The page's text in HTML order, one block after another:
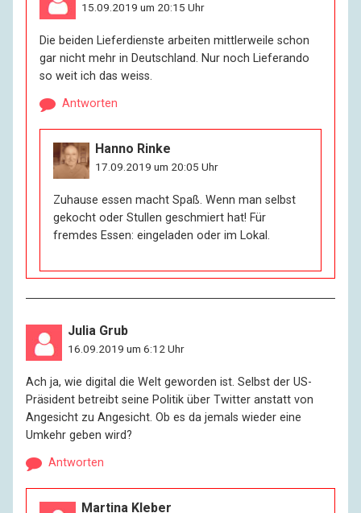
15.09.2019 um 20:15 Uhr
Die beiden Lieferdienste arbeiten mittlerweile schon
gar nicht mehr in Deutschland. Nur noch Lieferando
so weit ich das weiss.
Antworten
Hanno Rinke
17.09.2019 um 20:05 Uhr
Zuhause essen macht Spaß. Wenn man selbst
gekocht oder Stullen geschmiert hat! Für
fremdes Essen: eingeladen oder im Lokal.
Julia Grub
16.09.2019 um 6:12 Uhr
Ach ja, wie digital die Welt geworden ist. Selbst der US-
Präsident betreibt seine Politik über Twitter anstatt von
Angesicht zu Angesicht. Ob es da jemals wieder eine
Umkehr geben wird?
Antworten
Martina Kleber